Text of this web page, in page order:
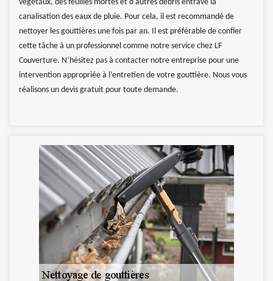
végétaux, des feuilles mortes et d'autres débris entrave la
canalisation des eaux de pluie. Pour cela, il est recommandé de
nettoyer les gouttières une fois par an. Il est préférable de confier
cette tâche à un professionnel comme notre service chez LF
Couverture. N’hésitez pas à contacter notre entreprise pour une
intervention appropriée à l’entretien de votre gouttière. Nous vous
réalisons un devis gratuit pour toute demande.